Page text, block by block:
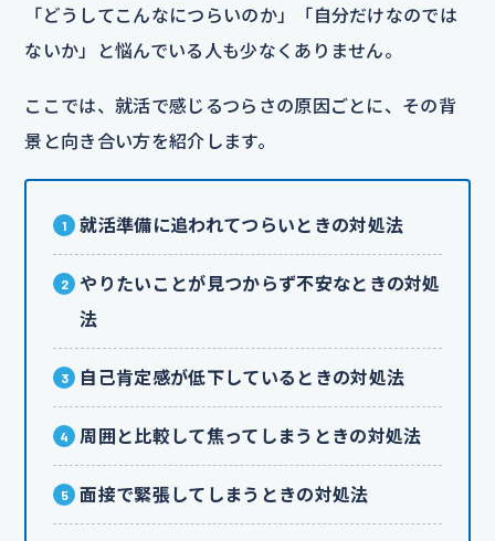
「どうしてこんなにつらいのか」「自分だけなのでは
ないか」と悩んでいる人も少なくありません。
ここでは、就活で感じるつらさの原因ごとに、その背
景と向き合い方を紹介します。
就活準備に追われてつらいときの対処法
やりたいことが見つからず不安なときの対処
法
自己肯定感が低下しているときの対処法
周囲と比較して焦ってしまうときの対処法
面接で緊張してしまうときの対処法